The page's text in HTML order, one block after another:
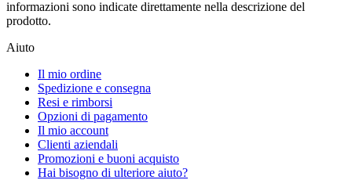
informazioni sono indicate direttamente nella descrizione del
prodotto.
Aiuto
Il mio ordine
Spedizione e consegna
Resi e rimborsi
Opzioni di pagamento
Il mio account
Clienti aziendali
Promozioni e buoni acquisto
Hai bisogno di ulteriore aiuto?